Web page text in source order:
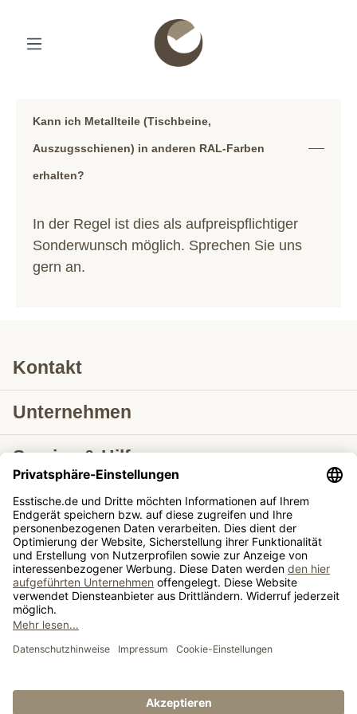
Kann ich Metallteile (Tischbeine,
Auszugsschienen) in anderen RAL-Farben
erhalten?
In der Regel ist dies als aufpreispflichtiger
Sonderwunsch möglich. Sprechen Sie uns
gern an.
Kontakt
Unternehmen
Service & Hilfe
Lieferung nach
Tische ausziehbar
Tische